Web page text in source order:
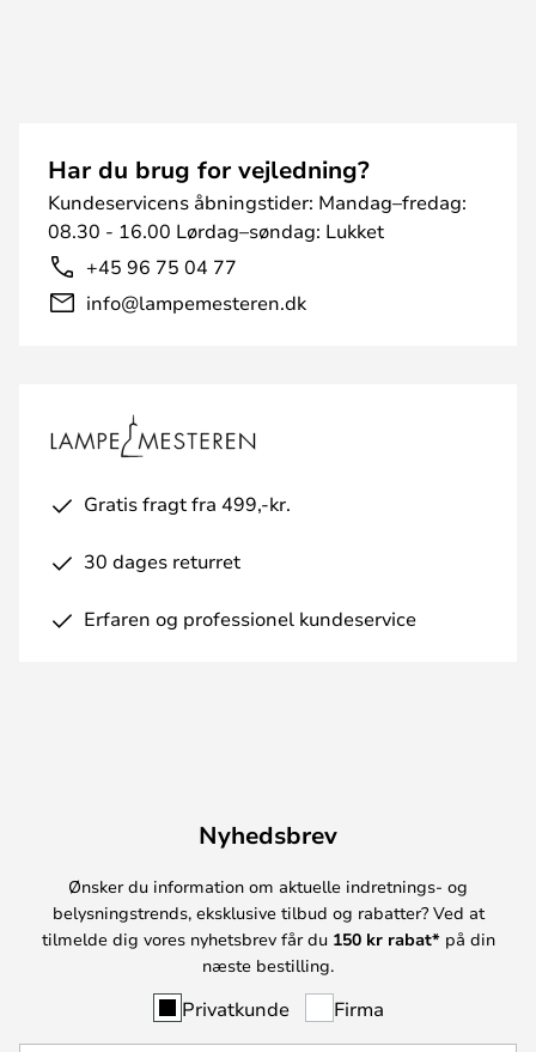
Har du brug for vejledning?
Kundeservicens åbningstider: Mandag–fredag:
08.30 - 16.00 Lørdag–søndag: Lukket
+45 96 75 04 77
info@lampemesteren.dk
Gratis fragt fra 499,-kr.
30 dages returret
Erfaren og professionel kundeservice
Nyhedsbrev
Ønsker du information om aktuelle indretnings- og
belysningstrends, eksklusive tilbud og rabatter? Ved at
tilmelde dig vores nyhetsbrev får du 150 kr rabat* på din
næste bestilling.
Privatkunde Firma